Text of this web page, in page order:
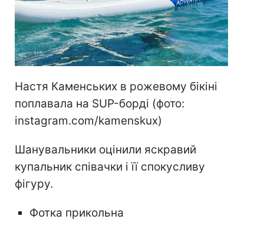
Настя Каменських в рожевому бікіні
поплавала на SUP-борді (фото:
instagram.com/kamenskux)
Шанувальники оцінили яскравий
купальник співачки і її спокусливу
фігуру.
Фотка прикольна